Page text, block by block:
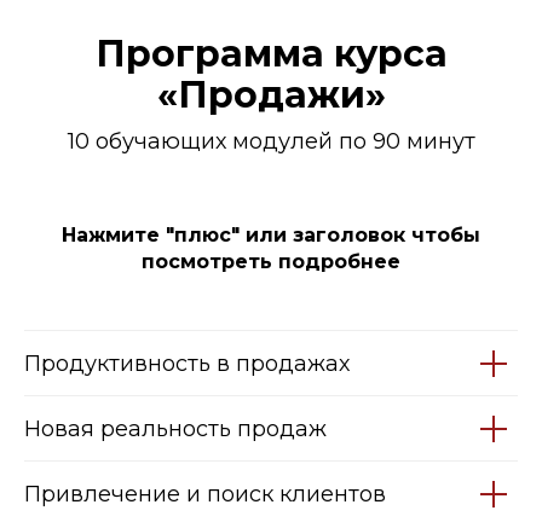
Программа курса
«Продажи»
10 обучающих модулей по 90 минут
Нажмите "плюс" или заголовок чтобы
посмотреть подробнее
Продуктивность в продажах
Новая реальность продаж
Привлечение и поиск клиентов